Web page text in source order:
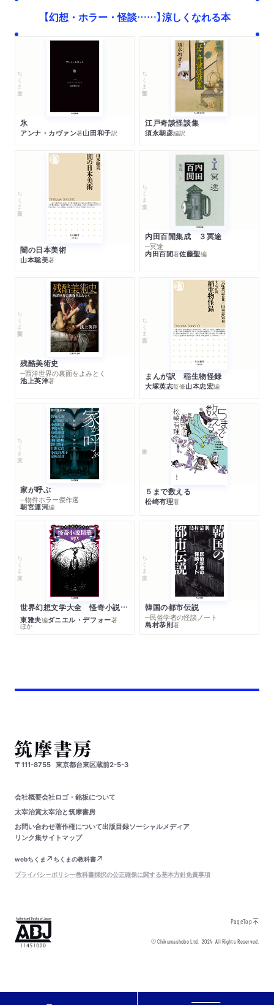
【幻想・ホラー・怪談……】涼しくなれる本
ちくま文庫
氷
アンナ・カヴァン著山田和子訳
ちくま学芸文庫
江戸奇談怪談集
須永朝彦編訳
ちくま新書
闇の日本美術
山本聡美著
ちくま文庫
内田百閒集成 ３冥途
─冥途
内田百閒著佐藤聖編
ちくま学芸文庫
残酷美術史
─西洋世界の裏面をよみとく
池上英洋著
ちくま新書
まんが訳 稲生物怪録
大塚英志監修山本忠宏編
ちくま文庫
家が呼ぶ
─物件ホラー傑作選
朝宮運河編
５まで数える
松崎有理著
ちくま文庫
世界幻想文学大全 怪奇小説精華
東雅夫編ダニエル・デフォー著
ほか
ちくま文庫
韓国の都市伝説
─民俗学者の怪談ノート
島村恭則著
〒111-8755 東京都台東区蔵前2-5-3
会社概要会社ロゴ・銘板について
太宰治賞太宰治と筑摩書房
お問い合わせ著作権について出版目録ソーシャルメディア
リンク集サイトマップ
webちくま
ちくまの教科書
プライバシーポリシー教科書採択の公正確保に関する基本方針免責事項
PageTop
© Chikumashobo Ltd.2024 All Rights Reserved.